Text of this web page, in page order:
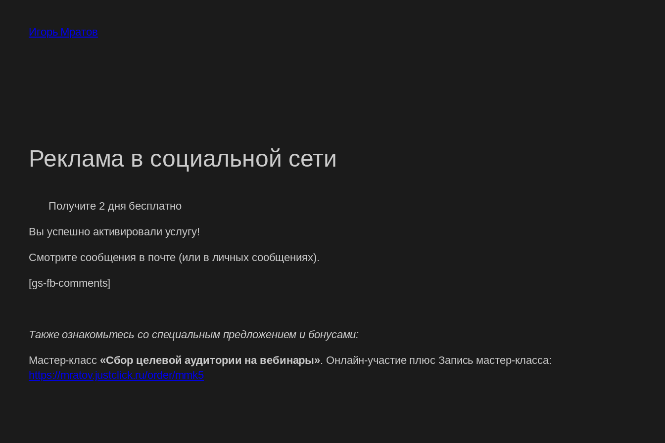
содержимому
Игорь Мратов
Реклама в социальной сети
Получите 2 дня бесплатно
Вы успешно активировали услугу!
Смотрите сообщения в почте (или в личных сообщениях).
[gs-fb-comments]
Также ознакомьтесь со специальным предложением и бонусами:
Мастер-класс «Сбор целевой аудитории на вебинары». Онлайн-участие плюс Запись мастер-класса:
https://mratov.justclick.ru/order/mmk5